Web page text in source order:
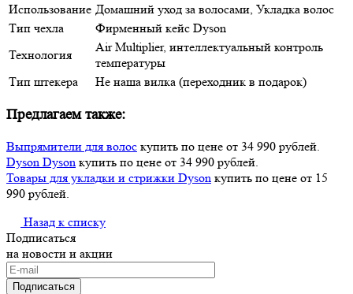
Использование Домашний уход за волосами, Укладка волос
Тип чехла
Фирменный кейс Dyson
Технология
Air Multiplier, интеллектуальный контроль
температуры
Тип штекера
Не наша вилка (переходник в подарок)
Предлагаем также:
Выпрямители для волос купить по цене от 34 990 рублей.
Dyson Dyson купить по цене от 34 990 рублей.
Товары для укладки и стрижки Dyson купить по цене от 15
990 рублей.
Назад к списку
Подписаться
на новости и акции
Подписаться